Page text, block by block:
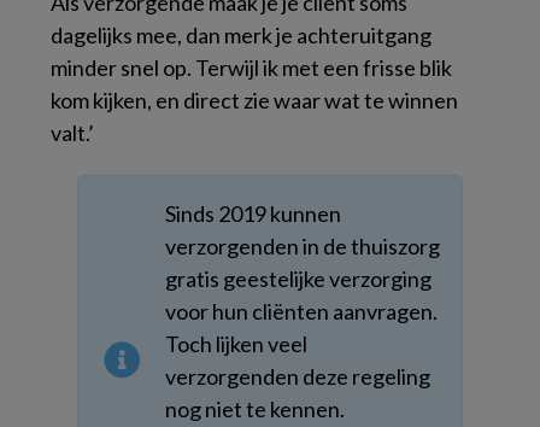
dagelijks mee, dan merk je achteruitgang
minder snel op. Terwijl ik met een frisse blik
kom kijken, en direct zie waar wat te winnen
valt.’
Sinds 2019 kunnen
verzorgenden in de thuiszorg
gratis geestelijke verzorging
voor hun cliënten aanvragen.
Toch lijken veel
verzorgenden deze regeling
nog niet te kennen.